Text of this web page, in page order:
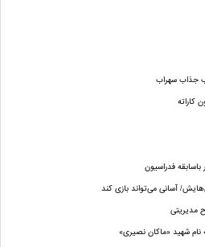
جذاب سهراب
کاراته
فدراسیون
آسانی می‌تواند بازی کند
مدیریتی